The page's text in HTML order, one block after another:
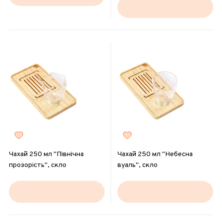
Чахай 250 мл "Північна
прозорість", скло
Чахай 250 мл "Небесна
вуаль", скло